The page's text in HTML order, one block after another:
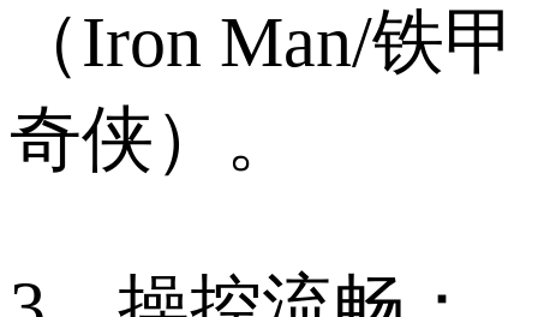
（Iron Man/铁甲
奇侠）。